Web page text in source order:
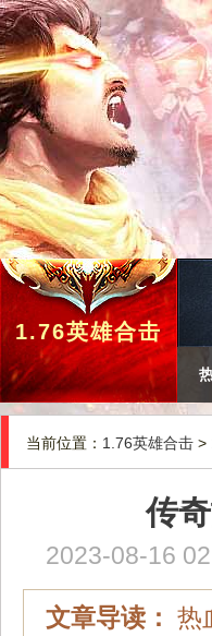
1.76英雄合击
当前位置： 1.76英雄合击 >
传
2023-08-16
文章导读： 热